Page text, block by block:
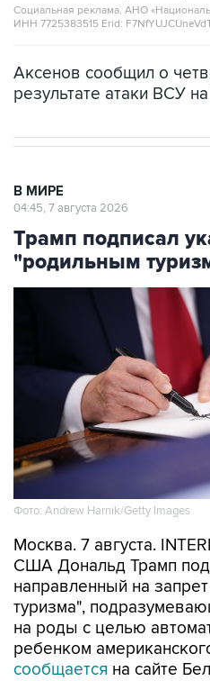
Социальная реклама, АНО
ИНН 7725383515 Erid:
Аксенов сообщил о
результате атаки ВСУ
В МИРЕ
04:45, 7 августа 2026
Трамп подписал
"родильным
Фото: Andrew Harnik/Getty Images
Москва. 7 августа.
США Дональд Трамп
направленный на
туризма",
на роды с целью
ребенком
сообщается на сайте